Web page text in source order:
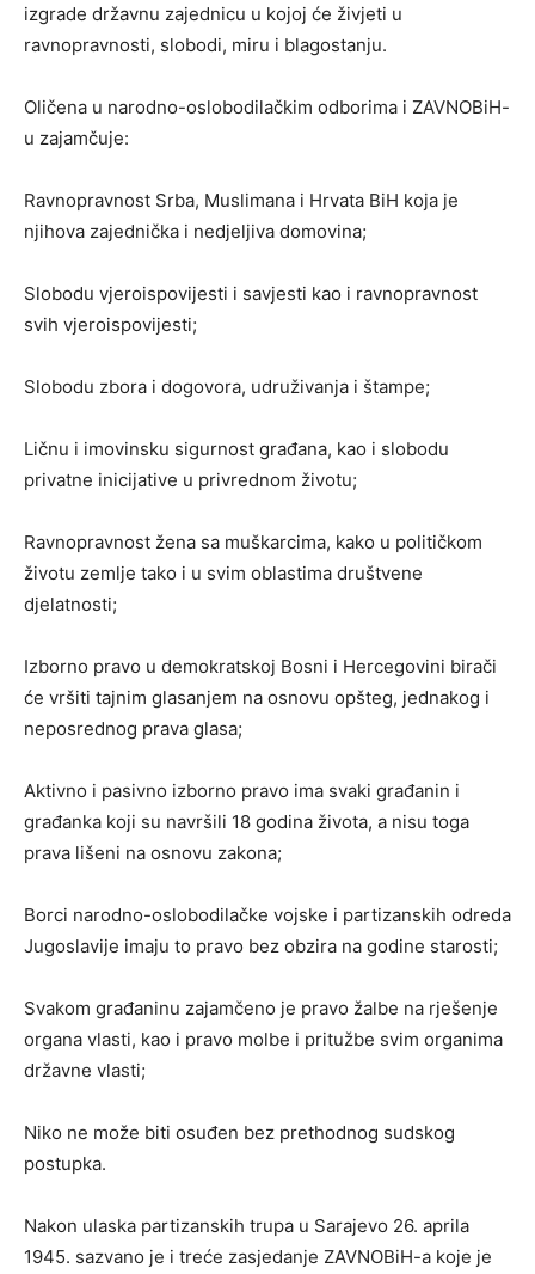
izgrade državnu zajednicu u kojoj će živjeti u
ravnopravnosti, slobodi, miru i blagostanju.
Oličena u narodno-oslobodilačkim odborima i ZAVNOBiH-
u zajamčuje:
Ravnopravnost Srba, Muslimana i Hrvata BiH koja je
njihova zajednička i nedjeljiva domovina;
Slobodu vjeroispovijesti i savjesti kao i ravnopravnost
svih vjeroispovijesti;
Slobodu zbora i dogovora, udruživanja i štampe;
Ličnu i imovinsku sigurnost građana, kao i slobodu
privatne inicijative u privrednom životu;
Ravnopravnost žena sa muškarcima, kako u političkom
životu zemlje tako i u svim oblastima društvene
djelatnosti;
Izborno pravo u demokratskoj Bosni i Hercegovini birači
će vršiti tajnim glasanjem na osnovu opšteg, jednakog i
neposrednog prava glasa;
Aktivno i pasivno izborno pravo ima svaki građanin i
građanka koji su navršili 18 godina života, a nisu toga
prava lišeni na osnovu zakona;
Borci narodno-oslobodilačke vojske i partizanskih odreda
Jugoslavije imaju to pravo bez obzira na godine starosti;
Svakom građaninu zajamčeno je pravo žalbe na rješenje
organa vlasti, kao i pravo molbe i pritužbe svim organima
državne vlasti;
Niko ne može biti osuđen bez prethodnog sudskog
postupka.
Nakon ulaska partizanskih trupa u Sarajevo 26. aprila
1945. sazvano je i treće zasjedanje ZAVNOBiH-a koje je